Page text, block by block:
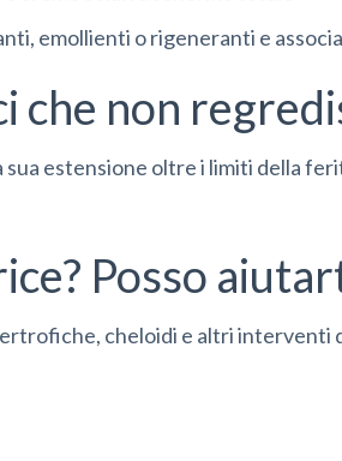
emollienti o rigeneranti e
che non
estensione oltre i limiti della
Posso
cheloidi e altri interventi